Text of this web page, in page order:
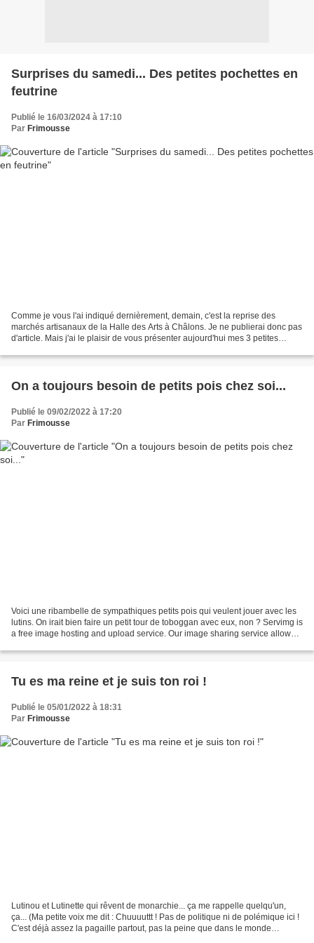
Surprises du samedi... Des petites pochettes en
feutrine
Publié le 16/03/2024 à 17:10
Par Frimousse
Comme je vous l'ai indiqué dernièrement, demain, c'est la reprise des
marchés artisanaux de la Halle des Arts à Châlons. Je ne publierai donc pas
d'article. Mais j'ai le plaisir de vous présenter aujourd'hui mes 3 petites
On a toujours besoin de petits pois chez soi...
Publié le 09/02/2022 à 17:20
Par Frimousse
Voici une ribambelle de sympathiques petits pois qui veulent jouer avec les
lutins. On irait bien faire un petit tour de toboggan avec eux, non ? Servimg is
a free image hosting and upload service. Our image sharing service allows
Tu es ma reine et je suis ton roi !
Publié le 05/01/2022 à 18:31
Par Frimousse
Lutinou et Lutinette qui rêvent de monarchie... ça me rappelle quelqu'un,
ça... (Ma petite voix me dit : Chuuuuttt ! Pas de politique ni de polémique ici !
C'est déjà assez la pagaille partout, pas la peine que dans le monde